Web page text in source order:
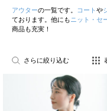
アウターの一覧です。 コート や
ております。他にも ニット・セ
商品も充実！
さらに絞り込む